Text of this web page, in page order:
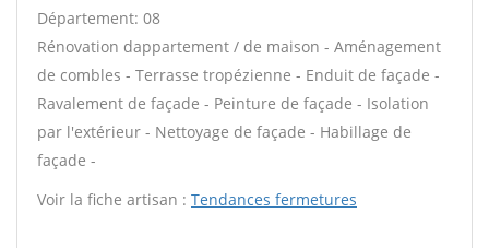
Département: 08
Rénovation dappartement / de maison - Aménagement
de combles - Terrasse tropézienne - Enduit de façade -
Ravalement de façade - Peinture de façade - Isolation
par l'extérieur - Nettoyage de façade - Habillage de
façade -
Voir la fiche artisan : Tendances fermetures